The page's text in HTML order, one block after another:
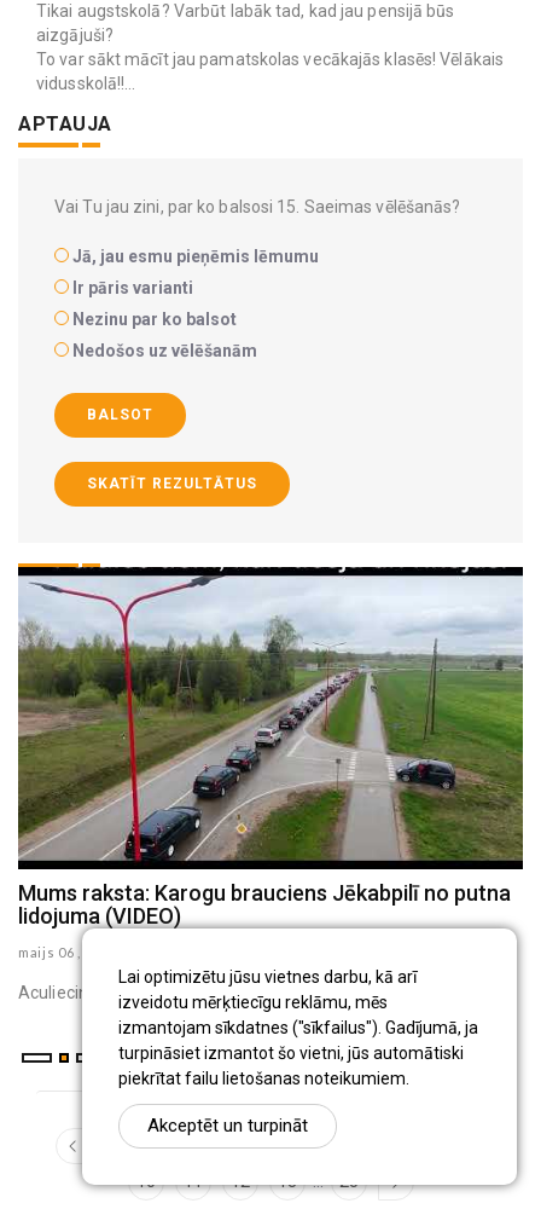
Lai optimizētu jūsu vietnes darbu, kā arī
izveidotu mērķtiecīgu reklāmu, mēs
izmantojam sīkdatnes ("sīkfailus"). Gadījumā, ja
turpināsiet izmantot šo vietni, jūs automātiski
piekrītat failu lietošanas noteikumiem.
Akceptēt un turpināt
Tikai augstskolā? Varbūt labāk tad, kad jau pensijā būs
aizgājuši?
To var sākt mācīt jau pamatskolas vecākajās klasēs! Vēlākais
vidusskolā!!...
APTAUJA
Vai Tu jau zini, par ko balsosi 15. Saeimas vēlēšanās?
Jā, jau esmu pieņēmis lēmumu
Ir pāris varianti
Nezinu par ko balsot
Nedošos uz vēlēšanām
BALSOT
SKATĪT REZULTĀTUS
Mums raksta: Karogu brauciens Jēkabpilī no putna
lidojuma (VIDEO)
maijs 06 , 2025
Aculiecinieka -Inita Kronberga -video
1 ... 3 4 5 6
10
11 12 13 ... 25